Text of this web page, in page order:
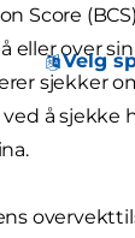
Velg
Score
eller over
sjekker
å sjekke